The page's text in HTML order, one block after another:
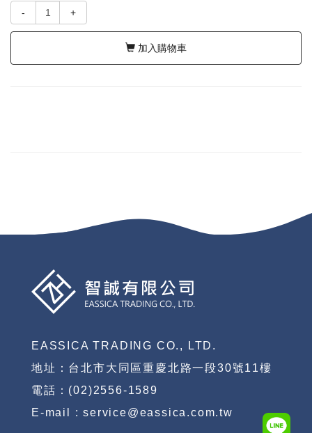
- +
加入購物車
EASSICA TRADING CO., LTD.
地址：台北市大同區重慶北路一段30號11樓
電話：(02)2556-1589
E-mail : service@eassica.com.tw